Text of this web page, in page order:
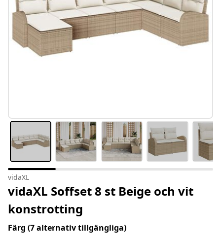
vidaXL
vidaXL Soffset 8 st Beige och vit
konstrotting
Färg (7 alternativ tillgängliga)